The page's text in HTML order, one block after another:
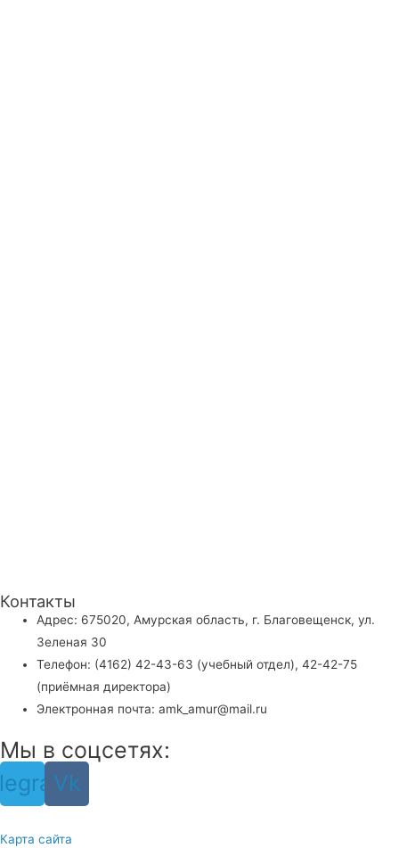
Контакты
Адрес: 675020, Амурская область, г. Благовещенск, ул.
Зеленая 30
Телефон: (4162) 42-43-63 (учебный отдел), 42-42-75
(приёмная директора)
Электронная почта: amk_amur@mail.ru
Мы в соцсетях:
Vk
Карта сайта